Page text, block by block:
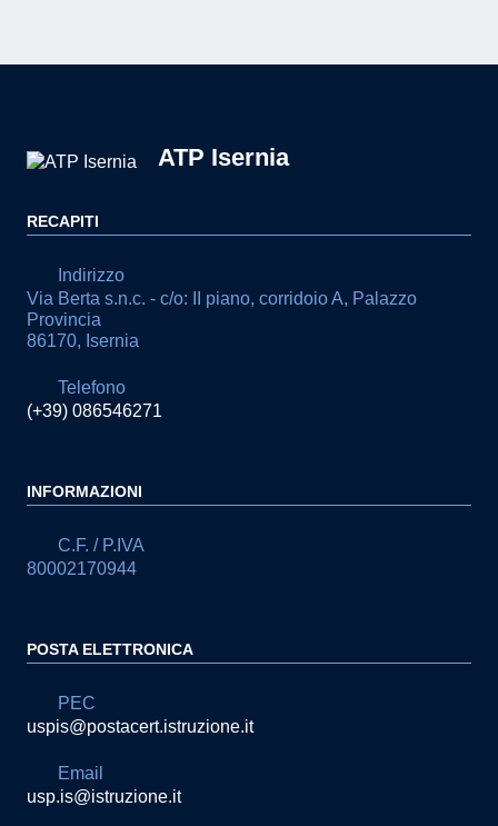
ATP Isernia
RECAPITI
Indirizzo
Via Berta s.n.c. - c/o: II piano, corridoio A, Palazzo
Provincia
86170, Isernia
Telefono
(+39) 086546271
INFORMAZIONI
C.F. / P.IVA
80002170944
POSTA ELETTRONICA
PEC
uspis@postacert.istruzione.it
Email
usp.is@istruzione.it